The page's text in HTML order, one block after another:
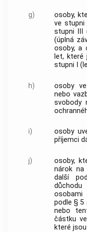
g)
osoby,
ve
stupni III
(úplná
osoby, a
let, které
stupni I
h)
osoby
nebo
svobody
i) osoby
příjemci
j)
osoby,
nárok na
další
podle § 5
nebo
částku
které